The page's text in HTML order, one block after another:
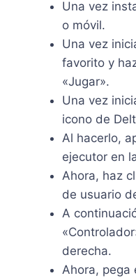
Una vez
o móvil.
Una vez
favorito y
«Jugar».
Una vez
icono de
Al hacerlo,
ejecutor en
Ahora, haz
de usuario
A
derecha.
Ahora, pega